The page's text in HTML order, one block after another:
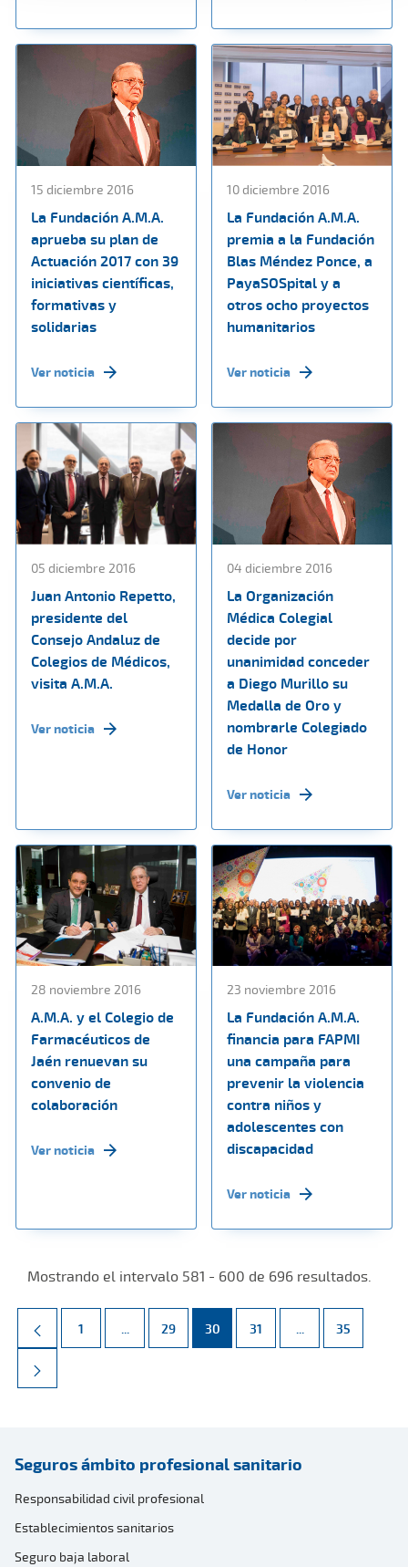
15 diciembre 2016
La Fundación A.M.A.
aprueba su plan de
Actuación 2017 con 39
iniciativas científicas,
formativas y
solidarias
Ver noticia
10 diciembre 2016
La Fundación A.M.A.
premia a la Fundación
Blas Méndez Ponce, a
PayaSOSpital y a
otros ocho proyectos
humanitarios
Ver noticia
05 diciembre 2016
Juan Antonio Repetto,
presidente del
Consejo Andaluz de
Colegios de Médicos,
visita A.M.A.
Ver noticia
04 diciembre 2016
La Organización
Médica Colegial
decide por
unanimidad conceder
a Diego Murillo su
Medalla de Oro y
nombrarle Colegiado
de Honor
Ver noticia
28 noviembre 2016
A.M.A. y el Colegio de
Farmacéuticos de
Jaén renuevan su
convenio de
colaboración
Ver noticia
23 noviembre 2016
La Fundación A.M.A.
financia para FAPMI
una campaña para
prevenir la violencia
contra niños y
adolescentes con
discapacidad
Ver noticia
Mostrando el intervalo 581 - 600 de 696 resultados.
Página
1 ... Páginas intermedias Use TAB para desplazarse.
Página
29 Página
30 Página
31 ... Páginas
Página
35
Seguros ámbito profesional sanitario
Responsabilidad civil profesional
Establecimientos sanitarios
Seguro baja laboral